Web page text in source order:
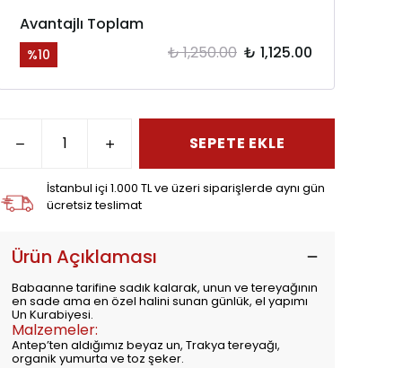
Avantajlı Toplam
%10 ₺ 1,250.00 ₺ 1,125.00
SEPETE EKLE
İstanbul içi 1.000 TL ve üzeri siparişlerde aynı gün
ücretsiz teslimat
Ürün Açıklaması
Babaanne tarifine sadık kalarak, unun ve tereyağının
en sade ama en özel halini sunan günlük, el yapımı
Un Kurabiyesi.
Malzemeler:
Antep’ten aldığımız beyaz un, Trakya tereyağı,
organik yumurta ve toz şeker.